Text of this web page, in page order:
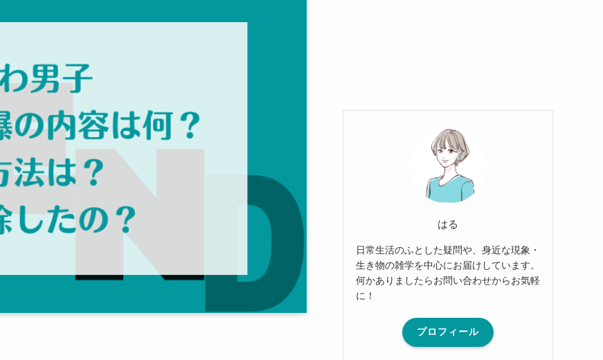
はる
日常生活のふとした疑問や、身近な現象・
生き物の雑学を中心にお届けしています。
何かありましたらお問い合わせからお気軽
に！
プロフィール